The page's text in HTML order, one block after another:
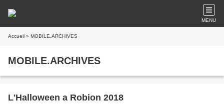
MENU
Accueil » MOBILE.ARCHIVES
MOBILE.ARCHIVES
L'Halloween a Robion 2018